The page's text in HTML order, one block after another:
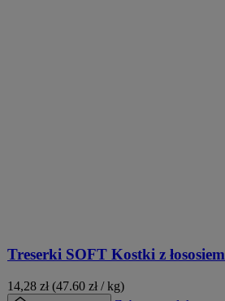
Treserki SOFT Kostki z łososiem
14,28 zł (47.60 zł / kg)